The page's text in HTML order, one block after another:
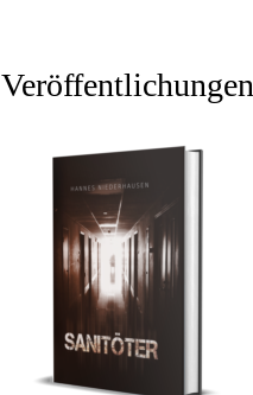
Veröffentlichungen